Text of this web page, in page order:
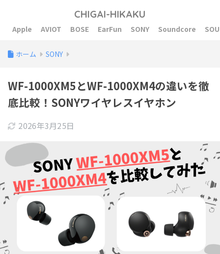
CHIGAI-HIKAKU
Apple AVIOT BOSE EarFun SONY Soundcore
ホーム SONY
WF-1000XM5とWF-1000XM4の違いを徹
底比較！SONYワイヤレスイヤホン
2026年3月25日